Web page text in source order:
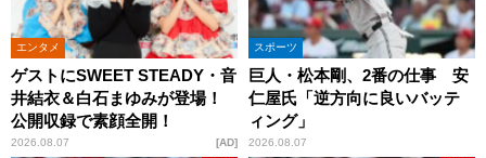
エンタメ
ゲストにSWEET STEADY・音
井結衣＆白石まゆみが登場！
公開収録で素顔全開！
2026.08.07 AD
スポーツ
巨人・松本剛、2番の仕事 安
仁屋氏「逆方向に良いバッテ
ィング」
2026.08.07